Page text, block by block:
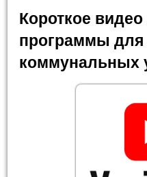
Короткое видео
программы для
коммунальных